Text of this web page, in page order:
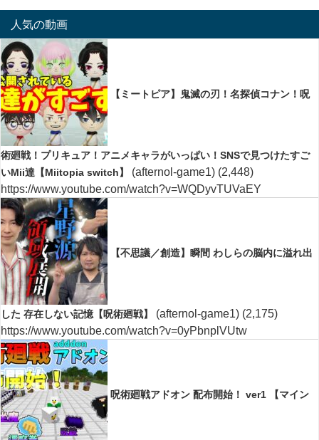
人気の動画
【ミートピア】鬼滅の刃！名探偵コナン！呪
術廻戦！プリキュア！アニメキャラがいっぱい！SNSで見つけたすご
いMii達【Miitopia switch】
(afternol-game1) (2,448)
https://www.youtube.com/watch?v=WQDyvTUVaEY
【不思議／創造】瞬間 わしらの脳内に溢れ出
した 存在しない記憶【呪術廻戦】 (afternol-game1) (2,175)
https://www.youtube.com/watch?v=0yPbnplVUtw
呪術廻戦アドオン 配布開始！ ver1 【マイン